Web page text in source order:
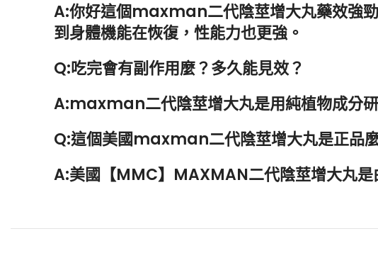
A:你好這個maxman二代陰莖增大丸藥效強
到身體機能在恢復，性能力也更強。
Q:吃完會有副作用麼？多久能見效？
A:maxman二代陰莖增大丸是用純植物成分
Q:這個美國maxman二代陰莖增大丸是正品
A:美國【MMC】MAXMAN二代陰莖增大丸是